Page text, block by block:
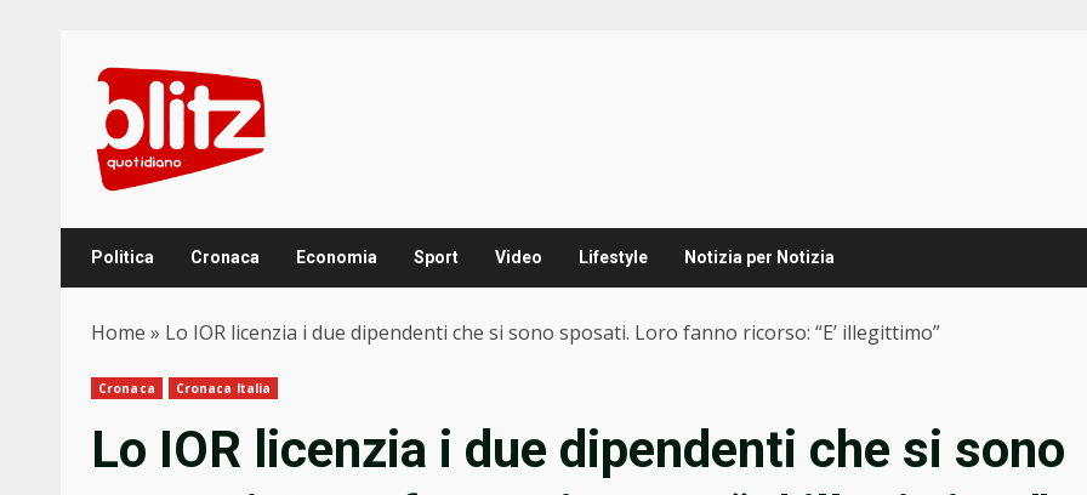
content
Politica Cronaca Economia Sport Video Lifestyle Notizia per Notizia
Home » Lo IOR licenzia i due dipendenti che si sono sposati. Loro fanno ricorso: “E’ illegittimo”
Cronaca Cronaca Italia
Lo IOR licenzia i due dipendenti che si sono